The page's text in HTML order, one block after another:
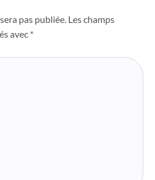
pas publiée. Les champs
avec *